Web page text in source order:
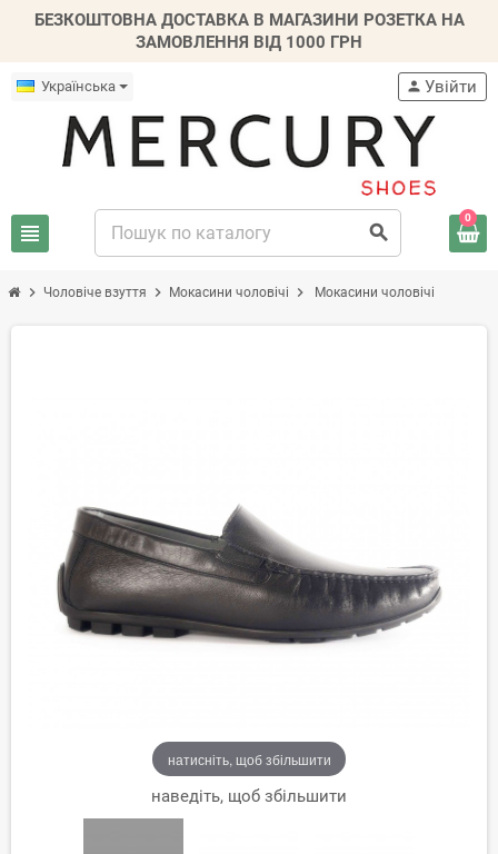
БЕЗКОШТОВНА ДОСТАВКА В МАГАЗИНИ РОЗЕТКА НА
ЗАМОВЛЕННЯ ВІД 1000 ГРН
Українська
view_headline search
person Увійти
0
chevron_right Чоловіче взуття chevron_right Mокасини чоловічі chevron_right Мокасини чоловічі
натисніть, щоб збільшити
наведіть, щоб збільшити